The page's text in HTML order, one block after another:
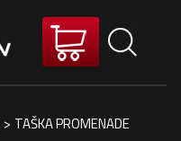
> TAŠKA PROMENADE